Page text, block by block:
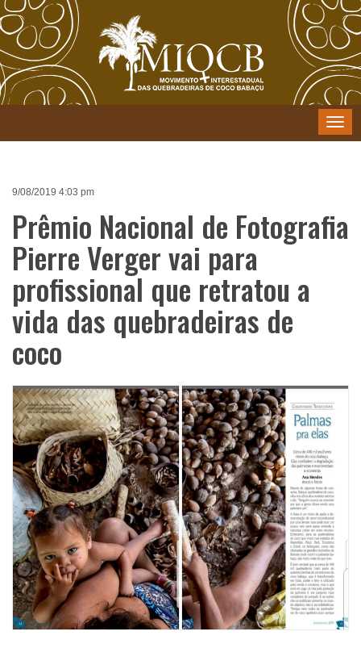
Menu
9/08/2019 4:03 pm
Prêmio Nacional de Fotografia
Pierre Verger vai para
profissional que retratou a
vida das quebradeiras de
coco